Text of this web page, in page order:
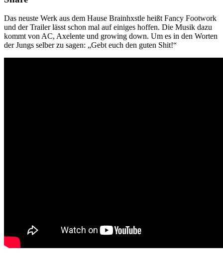
Das neuste Werk aus dem Hause Brainhxstle heißt Fancy Footwork
und der Trailer lässt schon mal auf einiges hoffen. Die Musik dazu
kommt von AC, Axelente und growing down. Um es in den Worten
der Jungs selber zu sagen: „Gebt euch den guten Shit!“